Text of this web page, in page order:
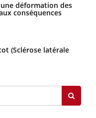
déformation des
conséquences
(Sclérose latérale